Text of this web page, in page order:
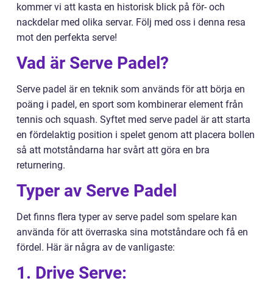
kommer vi att kasta en historisk blick på för- och
nackdelar med olika servar. Följ med oss i denna resa
mot den perfekta serve!
Vad är Serve Padel?
Serve padel är en teknik som används för att börja en
poäng i padel, en sport som kombinerar element från
tennis och squash. Syftet med serve padel är att starta
en fördelaktig position i spelet genom att placera bollen
så att motståndarna har svårt att göra en bra
returnering.
Typer av Serve Padel
Det finns flera typer av serve padel som spelare kan
använda för att överraska sina motståndare och få en
fördel. Här är några av de vanligaste:
1. Drive Serve: